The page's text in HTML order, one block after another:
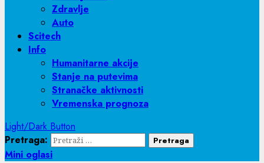
Zdravlje
Auto
Scitech
Info
Humanitarne akcije
Stanje na putevima
Stranačke aktivnosti
Vremenska prognoza
Light/Dark Button
Pretraga:
Mini oglasi